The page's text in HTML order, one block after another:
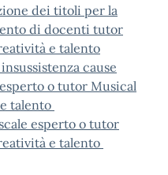
dei titoli per la
di docenti tutor
e talento
cause
o tutor Musical
talento
esperto o tutor
e talento